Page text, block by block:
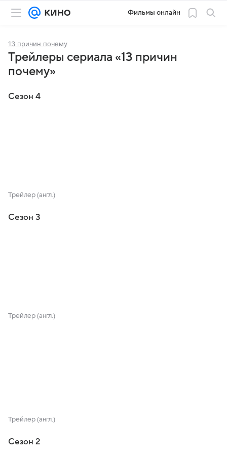
Фильмы онлайн
13 причин почему
Трейлеры сериала «13 причин
почему»
Сезон 4
Трейлер (англ.)
Сезон 3
Трейлер (англ.)
Трейлер (англ.)
Сезон 2